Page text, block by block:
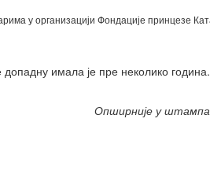
у организацији Фондације принцезе
имала је пре неколико
Опширније у